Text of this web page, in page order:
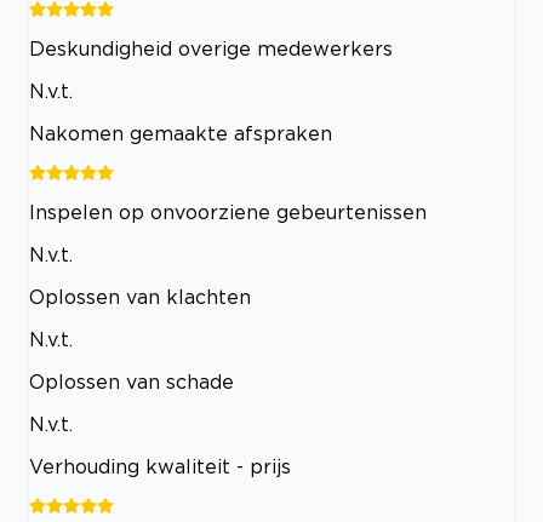
Deskundigheid overige medewerkers
N.v.t.
Nakomen gemaakte afspraken
Inspelen op onvoorziene gebeurtenissen
N.v.t.
Oplossen van klachten
N.v.t.
Oplossen van schade
N.v.t.
Verhouding kwaliteit - prijs